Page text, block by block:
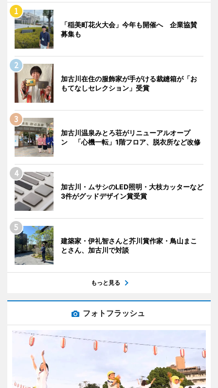
「稲美町花火大会」今年も開催へ 企業協賛
募集も
加古川在住の服飾家が手がける裁縫箱が「お
もてなしセレクション」受賞
加古川温泉みとろ荘がリニューアルオープ
ン 「心機一転」1階フロア、脱衣所など改修
加古川・ムサシのLED照明・大枝カッターなど
3件がグッドデザイン賞受賞
建築家・伊礼智さんと芥川賞作家・鳥山まこ
とさん、加古川で対談
もっと見る
フォトフラッシュ